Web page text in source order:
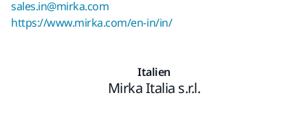
sales.in@mirka.com
https://www.mirka.com/en-in/in/
Italien
Mirka Italia s.r.l.